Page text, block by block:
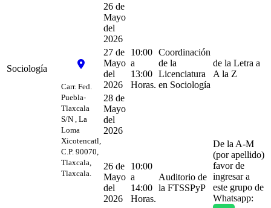
Carr. Fed.
Puebla-
Tlaxcala
S/N , La
Loma
Xicotencatl,
C.P. 90070,
Tlaxcala,
Tlaxcala.
Sociología
26 de
Mayo
del
2026
10:00
a
13:00
Horas.
Coordinación
de la
Licenciatura
en Sociología
de la Letra a
A la Z
27 de
Mayo
del
2026
28 de
Mayo
del
2026
26 de
Mayo
del
2026
10:00
a
14:00
Horas.
Auditorio de
la FTSSPyP
De la A-M
(por apellido)
favor de
ingresar a
este grupo de
Whatsapp: